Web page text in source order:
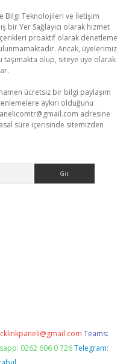
Bilgi Teknolojileri ve İletişim
bir Yer Sağlayıcı olarak hizmet
proaktif olarak denetleme
Ancak, üyelerimiz
taşımakta olup, siteye üye olarak
ücretsiz bir bilgi paylaşım
aykırı olduğunu
adresine
süre içerisinde sitemizden
Teams:
0262 606 0 726 Telegram: